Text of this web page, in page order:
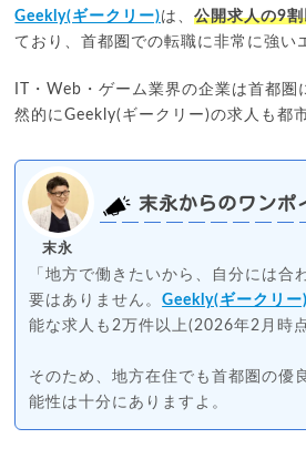
Geekly(ギークリー)は、 公開求人の9
ており、首都圏での転職に非常に強い
IT・Web・ゲーム業界の企業は首都圏
然的にGeekly(ギークリー)の求人も都
末永
末永からのワンポ
「地方で働きたいから、自分には合
要はありません。Geekly(ギークリー)
能な求人も2万件以上(2026年2月時
そのため、地方在住でも首都圏の優
能性は十分にありますよ。